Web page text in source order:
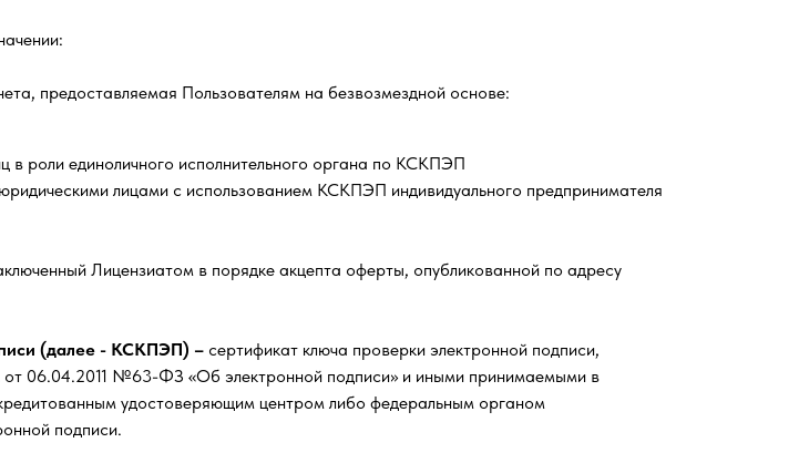
предоставляемая Пользователям на безвозмездной основе:
в роли единоличного исполнительного органа по КСКПЭП
лицами с использованием КСКПЭП индивидуального предпринимателя
Лицензиатом в порядке акцепта оферты, опубликованной по адресу
(далее - КСКПЭП) – сертификат ключа проверки электронной подписи,
06.04.2011 №63-ФЗ «Об электронной подписи» и иными принимаемыми в
удостоверяющим центром либо федеральным органом
подписи.